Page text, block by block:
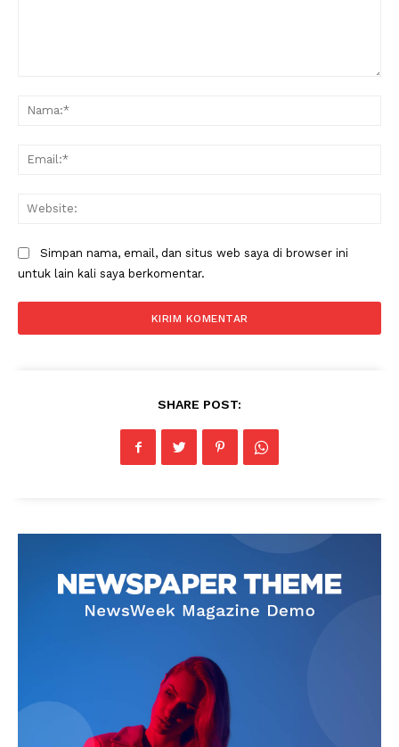
Simpan nama, email, dan situs web saya di browser ini
untuk lain kali saya berkomentar.
SHARE POST: